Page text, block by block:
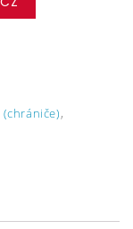
,